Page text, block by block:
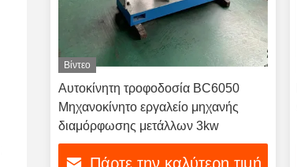
Βίντεο
Αυτοκίνητη τροφοδοσία BC6050
Μηχανοκίνητο εργαλείο μηχανής
διαμόρφωσης μετάλλων 3kw
Πάρτε την καλύτερη τιμή